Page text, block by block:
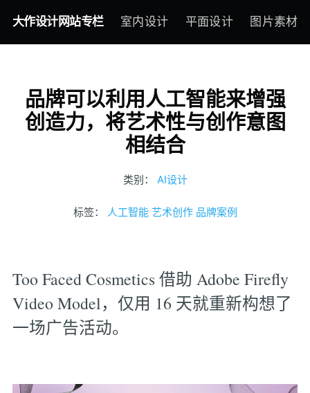
大作设计网站专栏 室内设计 平面设计 图片素材
品牌可以利用人工智能来增强
创造力，将艺术性与创作意图
相结合
类别： AI设计
标签： 人工智能 艺术创作 品牌案例
Too Faced Cosmetics 借助 Adobe Firefly
Video Model，仅用 16 天就重新构想了
一场广告活动。